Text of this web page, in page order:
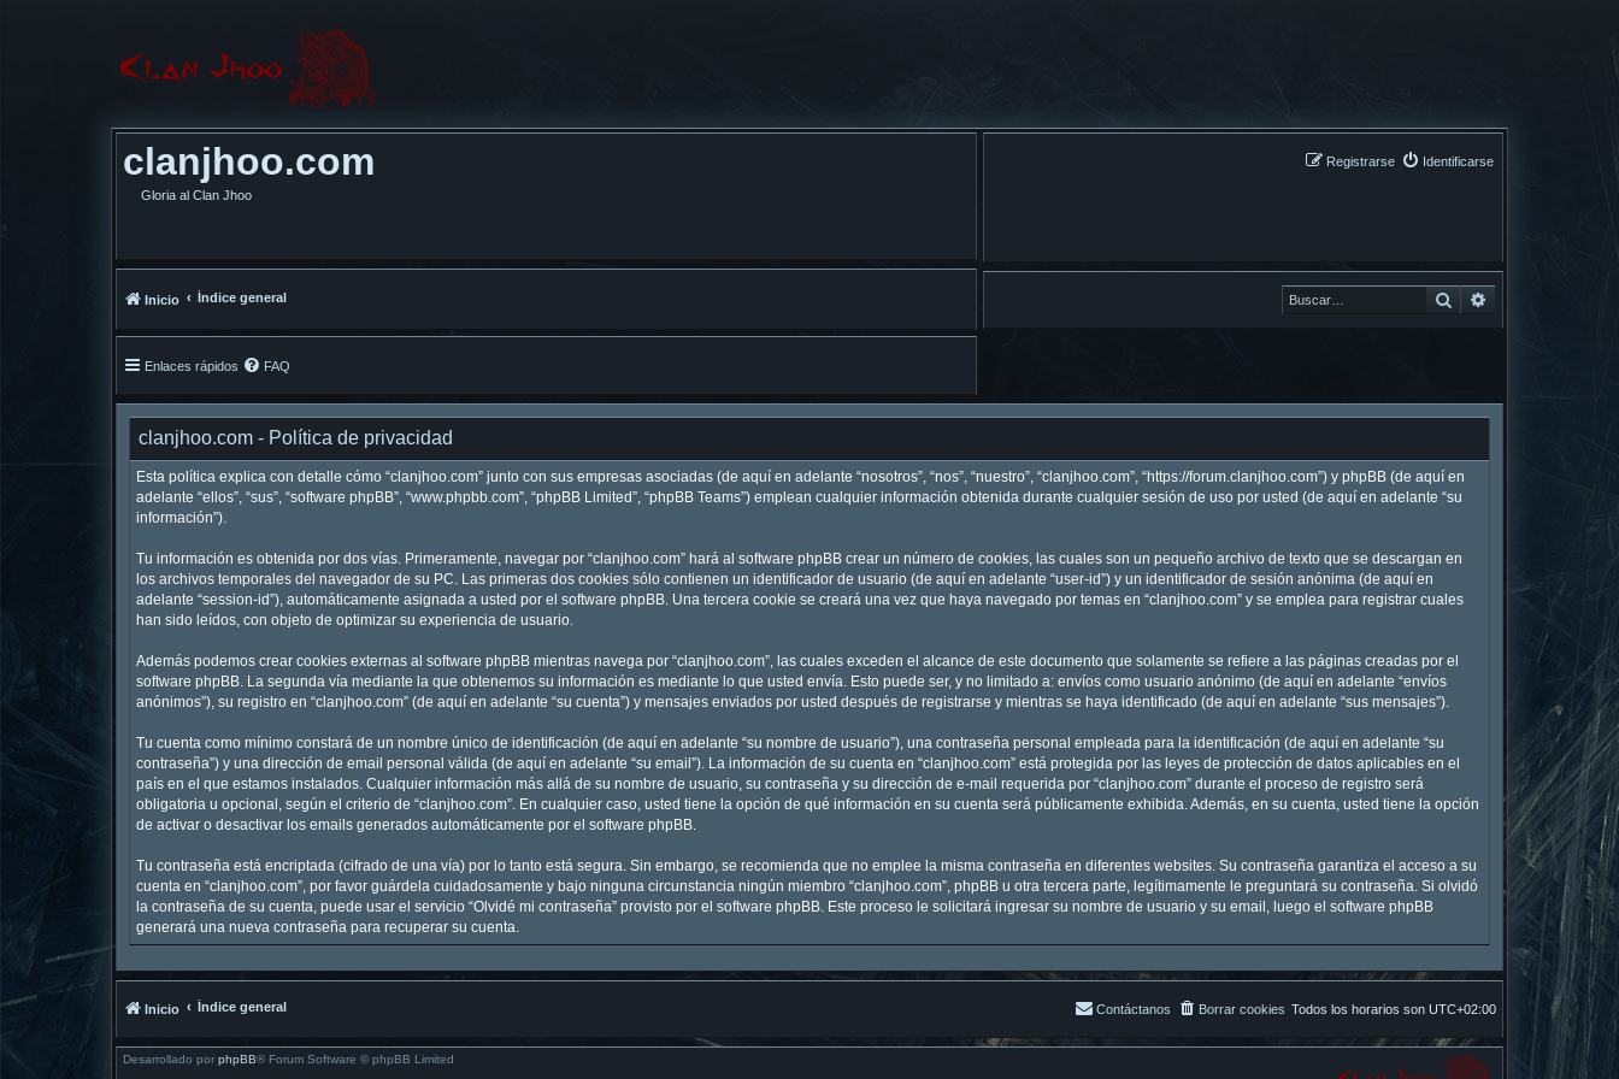
clanjhoo.com
Gloria al Clan Jhoo
Identificarse
Registrarse
Buscar
Inicio Índice general
Enlaces rápidos FAQ
clanjhoo.com - Política de privacidad
Esta política explica con detalle cómo “clanjhoo.com” junto con sus empresas asociadas (de aquí en adelante “nosotros”, “nos”, “nuestro”, “clanjhoo.com”, “https://forum.clanjhoo.com”) y phpBB (de aquí en
adelante “ellos”, “sus”, “software phpBB”, “www.phpbb.com”, “phpBB Limited”, “phpBB Teams”) emplean cualquier información obtenida durante cualquier sesión de uso por usted (de aquí en adelante “su
información”).
Tu información es obtenida por dos vías. Primeramente, navegar por “clanjhoo.com” hará al software phpBB crear un número de cookies, las cuales son un pequeño archivo de texto que se descargan en
los archivos temporales del navegador de su PC. Las primeras dos cookies sólo contienen un identificador de usuario (de aquí en adelante “user-id”) y un identificador de sesión anónima (de aquí en
adelante “session-id”), automáticamente asignada a usted por el software phpBB. Una tercera cookie se creará una vez que haya navegado por temas en “clanjhoo.com” y se emplea para registrar cuales
han sido leídos, con objeto de optimizar su experiencia de usuario.
Además podemos crear cookies externas al software phpBB mientras navega por “clanjhoo.com”, las cuales exceden el alcance de este documento que solamente se refiere a las páginas creadas por el
software phpBB. La segunda vía mediante la que obtenemos su información es mediante lo que usted envía. Esto puede ser, y no limitado a: envíos como usuario anónimo (de aquí en adelante “envíos
anónimos”), su registro en “clanjhoo.com” (de aquí en adelante “su cuenta”) y mensajes enviados por usted después de registrarse y mientras se haya identificado (de aquí en adelante “sus mensajes”).
Tu cuenta como mínimo constará de un nombre único de identificación (de aquí en adelante “su nombre de usuario”), una contraseña personal empleada para la identificación (de aquí en adelante “su
contraseña”) y una dirección de email personal válida (de aquí en adelante “su email”). La información de su cuenta en “clanjhoo.com” está protegida por las leyes de protección de datos aplicables en el
país en el que estamos instalados. Cualquier información más allá de su nombre de usuario, su contraseña y su dirección de e-mail requerida por “clanjhoo.com” durante el proceso de registro será
obligatoria u opcional, según el criterio de “clanjhoo.com”. En cualquier caso, usted tiene la opción de qué información en su cuenta será públicamente exhibida. Además, en su cuenta, usted tiene la opción
de activar o desactivar los emails generados automáticamente por el software phpBB.
Tu contraseña está encriptada (cifrado de una vía) por lo tanto está segura. Sin embargo, se recomienda que no emplee la misma contraseña en diferentes websites. Su contraseña garantiza el acceso a su
cuenta en “clanjhoo.com”, por favor guárdela cuidadosamente y bajo ninguna circunstancia ningún miembro “clanjhoo.com”, phpBB u otra tercera parte, legítimamente le preguntará su contraseña. Si olvidó
la contraseña de su cuenta, puede usar el servicio “Olvidé mi contraseña” provisto por el software phpBB. Este proceso le solicitará ingresar su nombre de usuario y su email, luego el software phpBB
generará una nueva contraseña para recuperar su cuenta.
Inicio Índice general Todos los horarios son UTC+02:00
Borrar cookies
Contáctanos
Desarrollado por phpBB® Forum Software © phpBB Limited